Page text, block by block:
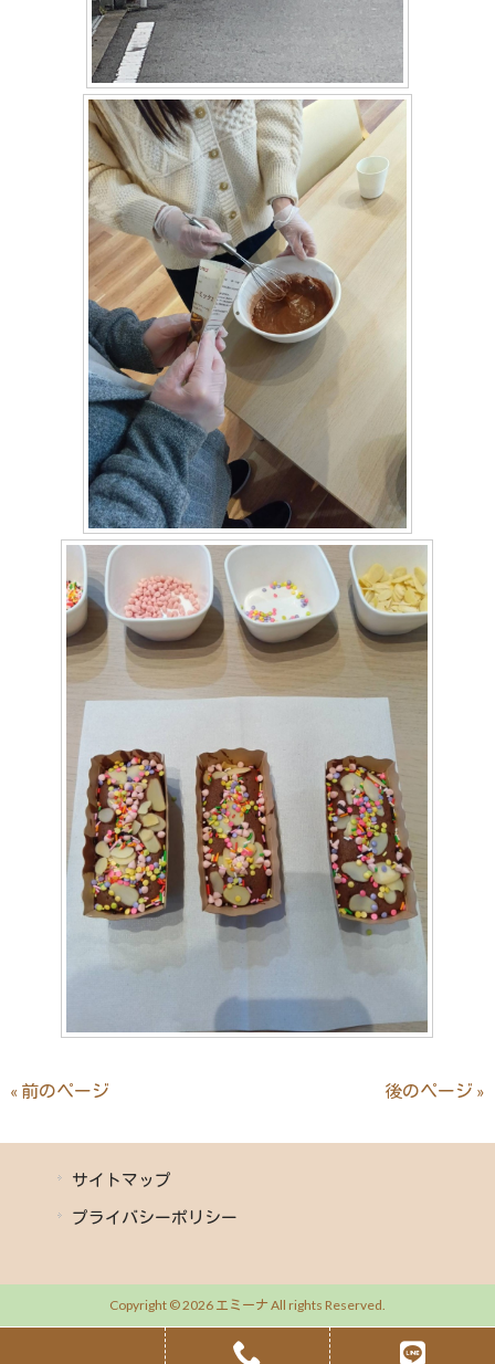
« 前のページ 後のページ »
サイトマップ
プライバシーポリシー
Copyright © 2026 エミーナ All rights Reserved.